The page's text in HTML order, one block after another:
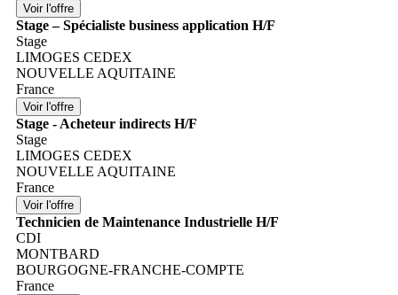
Stage – Spécialiste business application H/F
Stage
LIMOGES CEDEX
NOUVELLE AQUITAINE
France
Stage - Acheteur indirects H/F
Stage
LIMOGES CEDEX
NOUVELLE AQUITAINE
France
Technicien de Maintenance Industrielle H/F
CDI
MONTBARD
BOURGOGNE-FRANCHE-COMPTE
France